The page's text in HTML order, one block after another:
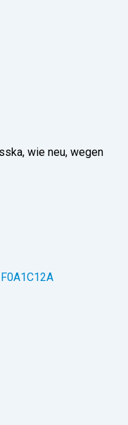
wie neu, wegen